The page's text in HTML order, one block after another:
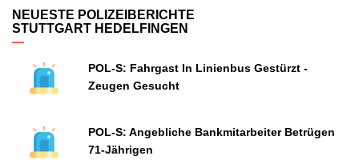
NEUESTE POLIZEIBERICHTE
STUTTGART HEDELFINGEN
POL-S: Fahrgast In Linienbus Gestürzt -
Zeugen Gesucht
POL-S: Angebliche Bankmitarbeiter Betrügen
71-Jährigen